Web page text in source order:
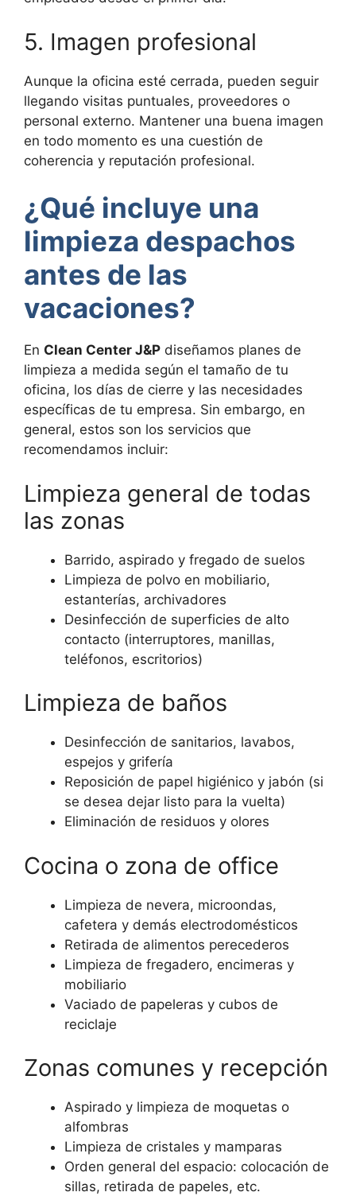
5. Imagen profesional
Aunque la oficina esté cerrada, pueden seguir
llegando visitas puntuales, proveedores o
personal externo. Mantener una buena imagen
en todo momento es una cuestión de
coherencia y reputación profesional.
¿Qué incluye una
limpieza despachos
antes de las
vacaciones?
En Clean Center J&P diseñamos planes de
limpieza a medida según el tamaño de tu
oficina, los días de cierre y las necesidades
específicas de tu empresa. Sin embargo, en
general, estos son los servicios que
recomendamos incluir:
Limpieza general de todas
las zonas
Barrido, aspirado y fregado de suelos
Limpieza de polvo en mobiliario,
estanterías, archivadores
Desinfección de superficies de alto
contacto (interruptores, manillas,
teléfonos, escritorios)
Limpieza de baños
Desinfección de sanitarios, lavabos,
espejos y grifería
Reposición de papel higiénico y jabón (si
se desea dejar listo para la vuelta)
Eliminación de residuos y olores
Cocina o zona de office
Limpieza de nevera, microondas,
cafetera y demás electrodomésticos
Retirada de alimentos perecederos
Limpieza de fregadero, encimeras y
mobiliario
Vaciado de papeleras y cubos de
reciclaje
Zonas comunes y recepción
Aspirado y limpieza de moquetas o
alfombras
Limpieza de cristales y mamparas
Orden general del espacio: colocación de
sillas, retirada de papeles, etc.